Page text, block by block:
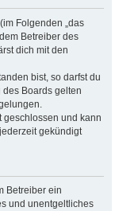
Folgenden „das
Betreiber des
dich mit den
bist, so darfst du
Boards gelten
geschlossen und kann
gekündigt
Betreiber ein
und unentgeltliches